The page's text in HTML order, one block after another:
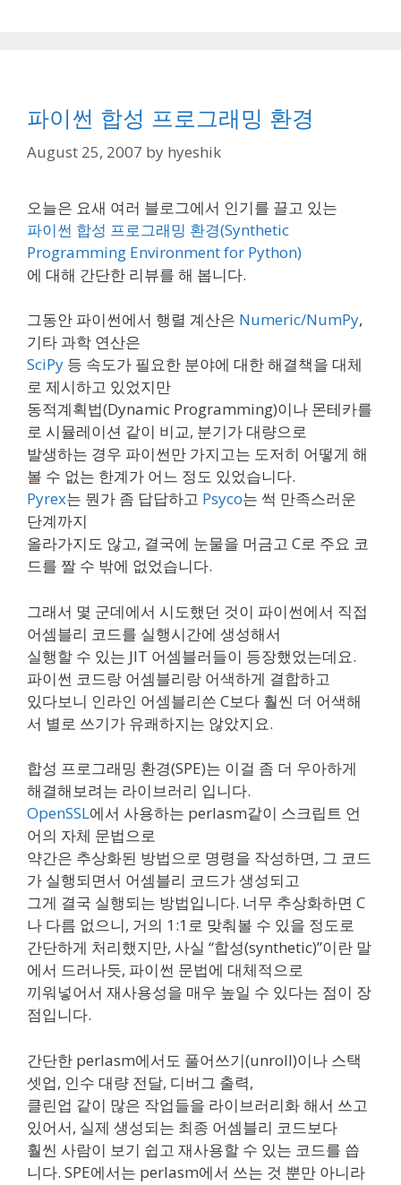
파이썬 합성 프로그래밍 환경
August 25, 2007 by hyeshik
오늘은 요새 여러 블로그에서 인기를 끌고 있는
파이썬 합성 프로그래밍 환경(Synthetic
Programming Environment for Python)
에 대해 간단한 리뷰를 해 봅니다.
그동안 파이썬에서 행렬 계산은 Numeric/NumPy,
기타 과학 연산은
SciPy 등 속도가 필요한 분야에 대한 해결책을 대체
로 제시하고 있었지만
동적계획법(Dynamic Programming)이나 몬테카를
로 시뮬레이션 같이 비교, 분기가 대량으로
발생하는 경우 파이썬만 가지고는 도저히 어떻게 해
볼 수 없는 한계가 어느 정도 있었습니다.
Pyrex는 뭔가 좀 답답하고 Psyco는 썩 만족스러운
단계까지
올라가지도 않고, 결국에 눈물을 머금고 C로 주요 코
드를 짤 수 밖에 없었습니다.
그래서 몇 군데에서 시도했던 것이 파이썬에서 직접
어셈블리 코드를 실행시간에 생성해서
실행할 수 있는 JIT 어셈블러들이 등장했었는데요.
파이썬 코드랑 어셈블리랑 어색하게 결합하고
있다보니 인라인 어셈블리쓴 C보다 훨씬 더 어색해
서 별로 쓰기가 유쾌하지는 않았지요.
합성 프로그래밍 환경(SPE)는 이걸 좀 더 우아하게
해결해보려는 라이브러리 입니다.
OpenSSL에서 사용하는 perlasm같이 스크립트 언
어의 자체 문법으로
약간은 추상화된 방법으로 명령을 작성하면, 그 코드
가 실행되면서 어셈블리 코드가 생성되고
그게 결국 실행되는 방법입니다. 너무 추상화하면 C
나 다름 없으니, 거의 1:1로 맞춰볼 수 있을 정도로
간단하게 처리했지만, 사실 “합성(synthetic)”이란 말
에서 드러나듯, 파이썬 문법에 대체적으로
끼워넣어서 재사용성을 매우 높일 수 있다는 점이 장
점입니다.
간단한 perlasm에서도 풀어쓰기(unroll)이나 스택
셋업, 인수 대량 전달, 디버그 출력,
클린업 같이 많은 작업들을 라이브러리화 해서 쓰고
있어서, 실제 생성되는 최종 어셈블리 코드보다
훨씬 사람이 보기 쉽고 재사용할 수 있는 코드를 씁
니다. SPE에서는 perlasm에서 쓰는 것 뿐만 아니라